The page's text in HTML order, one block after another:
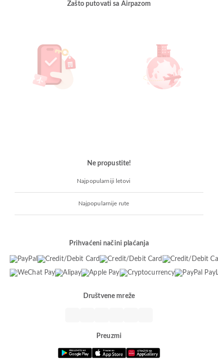
Zašto putovati sa Airpazom
Ne propustite!
Najpopularniji letovi
Najpopularnije rute
Prihvaćeni načini plaćanja
Društvene mreže
Preuzmi